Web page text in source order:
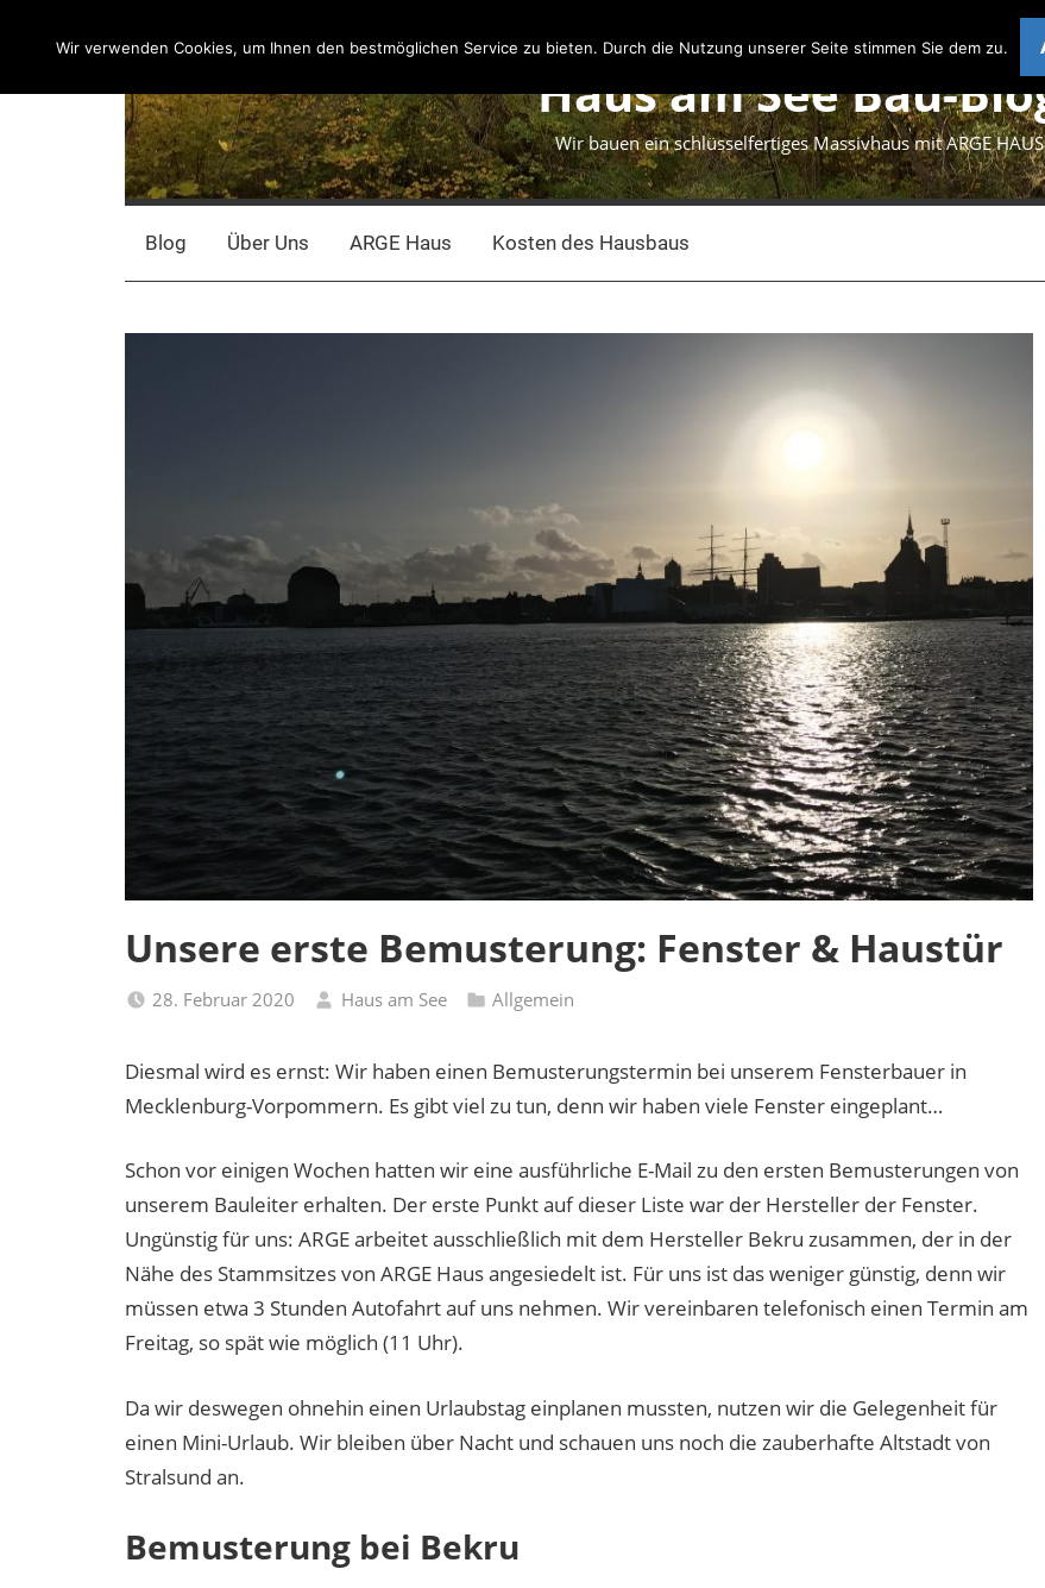
Haus am See Bau-
Wir bauen ein schlüsselfertiges Massivhaus mit ARGE HAUS
Blog Über Uns ARGE Haus Kosten des Hausbaus
Unsere erste Bemusterung: Fenster & Haustür
28. Februar 2020 Haus am See Allgemein
Diesmal wird es ernst: Wir haben einen Bemusterungstermin bei unserem Fensterbauer in
Mecklenburg-Vorpommern. Es gibt viel zu tun, denn wir haben viele Fenster eingeplant…
Schon vor einigen Wochen hatten wir eine ausführliche E-Mail zu den ersten Bemusterungen von
unserem Bauleiter erhalten. Der erste Punkt auf dieser Liste war der Hersteller der Fenster.
Ungünstig für uns: ARGE arbeitet ausschließlich mit dem Hersteller Bekru zusammen, der in der
Nähe des Stammsitzes von ARGE Haus angesiedelt ist. Für uns ist das weniger günstig, denn wir
müssen etwa 3 Stunden Autofahrt auf uns nehmen. Wir vereinbaren telefonisch einen Termin am
Freitag, so spät wie möglich (11 Uhr).
Da wir deswegen ohnehin einen Urlaubstag einplanen mussten, nutzen wir die Gelegenheit für
einen Mini-Urlaub. Wir bleiben über Nacht und schauen uns noch die zauberhafte Altstadt von
Stralsund an.
Bemusterung bei Bekru
Wir verwenden Cookies, um Ihnen den bestmöglichen Service zu bieten. Durch die Nutzung unserer Seite stimmen Sie dem zu.